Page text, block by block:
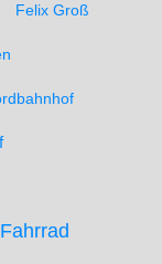
Felix Groß
Fahrrad